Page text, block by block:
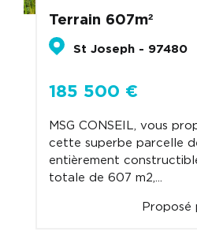
Terrain 607m²
St Joseph - 97480
185 500 €
MSG CONSEIL, vous
cette superbe parcelle
entièrement
totale de 607 m2,...
Proposé